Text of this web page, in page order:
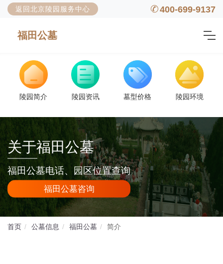
返回北京陵园服务中心 400-699-9137
福田公墓
陵园简介 陵园资讯 墓型价格 陵园环境
关于福田公墓
福田公墓电话、园区位置查询
福田公墓咨询
首页 公墓信息 福田公墓 简介